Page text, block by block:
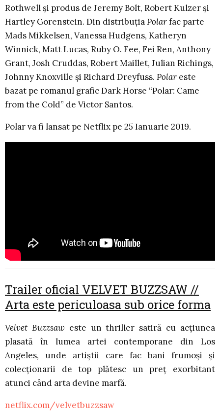
Rothwell și produs de Jeremy Bolt, Robert Kulzer și
Hartley Gorenstein. Din distribuțiaPolarfac parte
Mads Mikkelsen, Vanessa Hudgens, Katheryn
Winnick, Matt Lucas, Ruby O. Fee, Fei Ren, Anthony
Grant, Josh Cruddas, Robert Maillet, Julian Richings,
Johnny Knoxville și Richard Dreyfuss. Polar este
bazat pe romanul grafic Dark Horse “Polar: Came
from the Cold” de Victor Santos.
Polar va fi lansat pe Netflix pe 25 Ianuarie 2019.
Trailer oficial VELVET BUZZSAW //
Arta este periculoasa sub orice forma
Velvet Buzzsaw este un thriller satiră cu acțiunea
plasată în lumea artei contemporane din Los
Angeles, unde artiștii care fac bani frumoși și
colecționarii de top plătesc un preț exorbitant
atunci când arta devine marfă.
netflix.com/velvetbuzzsaw